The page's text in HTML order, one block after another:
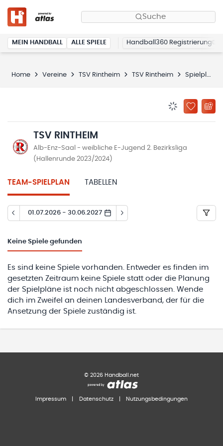
Suche
MEIN HANDBALL ALLE SPIELE Handball360 Registrierung
Home Vereine TSV Rintheim TSV Rintheim Spielplan
ZU
TSV RINTHEIM
Alb-Enz-Saal - weibliche E-Jugend 2. Bezirksliga
(Hallenrunde 2023/2024)
TEAM-SPIELPLAN TABELLEN
01.07.2026 - 30.06.2027
Keine Spiele gefunden
Es sind keine Spiele vorhanden. Entweder es finden im
gesetzten Zeitraum keine Spiele statt oder die Planung
der Spielpläne ist noch nicht abgeschlossen. Wende
dich im Zweifel an deinen Landesverband, der für die
Ansetzung der Spiele zuständig ist.
© 2026 Handball.net
Impressum Datenschutz Nutzungsbedingungen